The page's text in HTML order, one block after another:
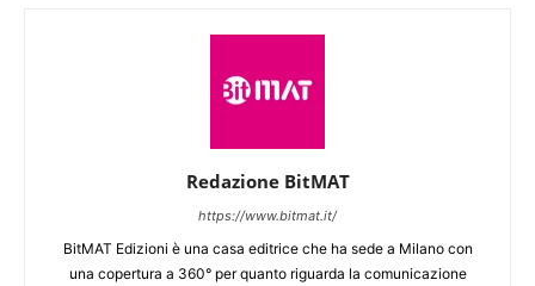
Redazione BitMAT
https://www.bitmat.it/
BitMAT Edizioni è una casa editrice che ha sede a Milano con
una copertura a 360° per quanto riguarda la comunicazione